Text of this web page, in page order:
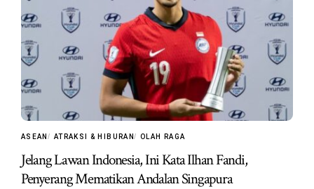
ASEAN ATRAKSI & HIBURAN OLAH RAGA
Jelang Lawan Indonesia, Ini Kata Ilhan Fandi,
Penyerang Mematikan Andalan Singapura